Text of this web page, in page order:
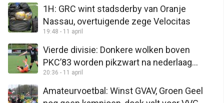
1H: GRC wint stadsderby van Oranje
Nassau, overtuigende zege Velocitas
19:48 - 11 april
Vierde divisie: Donkere wolken boven
PKC’83 worden pikzwart na nederlaag
tegen HZVV
20:36 - 11 april
Amateurvoetbal: Winst GVAV, Groen Geel